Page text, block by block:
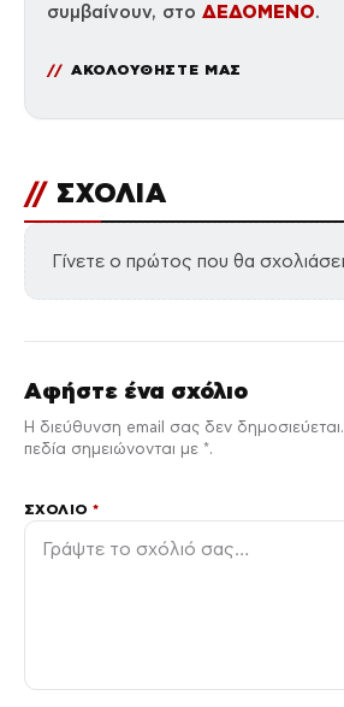
συμβαίνουν, στο ΔΕΔΟΜΕΝΟ.
ΑΚΟΛΟΥΘΗΣΤΕ ΜΑΣ
// ΣΧΟΛΙΑ
Γίνετε ο πρώτος που θα
Αφήστε ένα σχόλιο
Η διεύθυνση email σας δεν
πεδία σημειώνονται με *.
ΣΧΌΛΙΟ*